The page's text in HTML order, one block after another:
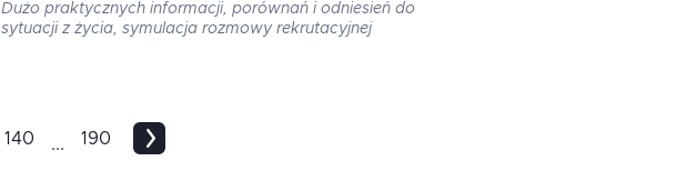
Dużo praktycznych informacji, porównań i odniesień do
sytuacji z życia, symulacja rozmowy rekrutacyjnej
140 ... 190